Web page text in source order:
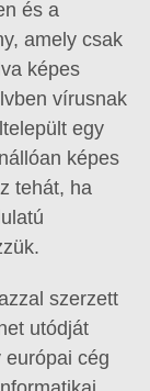
és a
amely csak
képes
vírusnak
egy
képes
tehát, ha
szerzett
utódját
cég